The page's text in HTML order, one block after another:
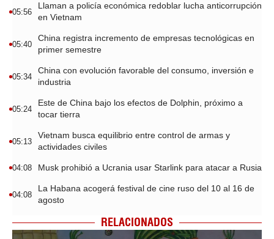
05:56
Llaman a policía económica redoblar lucha anticorrupción
en Vietnam
05:40
China registra incremento de empresas tecnológicas en
primer semestre
05:34
China con evolución favorable del consumo, inversión e
industria
05:24
Este de China bajo los efectos de Dolphin, próximo a
tocar tierra
05:13
Vietnam busca equilibrio entre control de armas y
actividades civiles
04:08 Musk prohibió a Ucrania usar Starlink para atacar a Rusia
04:08
La Habana acogerá festival de cine ruso del 10 al 16 de
agosto
RELACIONADOS